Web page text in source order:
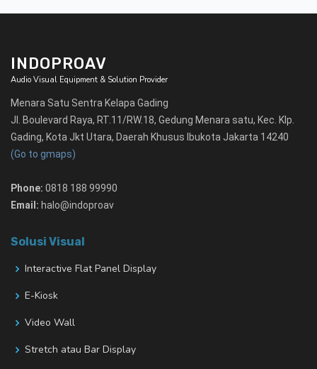
INDOPROAV
Audio Visual Equipment & Solution Provider
Menara Satu Sentra Kelapa Gading
Jl. Boulevard Raya, RT.11/RW.18, Gedung Menara satu, Kec. Klp.
Gading, Kota Jkt Utara, Daerah Khusus Ibukota Jakarta 14240
(Go to gmaps)
Phone: 0818 188 99990
Email: halo@indoproav
Solusi Visual
Interactive Flat Panel Display
E-Kiosk
Video Wall
Stretch atau Bar Display